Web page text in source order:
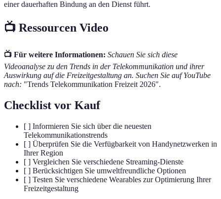
einer dauerhaften Bindung an den Dienst führt.
📺 Ressourcen Video
📺 Für weitere Informationen: Schauen Sie sich diese
Videoanalyse zu den Trends in der Telekommunikation und ihrer
Auswirkung auf die Freizeitgestaltung an. Suchen Sie auf YouTube
nach: "Trends Telekommunikation Freizeit 2026".
Checklist vor Kauf
[ ] Informieren Sie sich über die neuesten
Telekommunikationstrends
[ ] Überprüfen Sie die Verfügbarkeit von Handynetzwerken in
Ihrer Region
[ ] Vergleichen Sie verschiedene Streaming-Dienste
[ ] Berücksichtigen Sie umweltfreundliche Optionen
[ ] Testen Sie verschiedene Wearables zur Optimierung Ihrer
Freizeitgestaltung